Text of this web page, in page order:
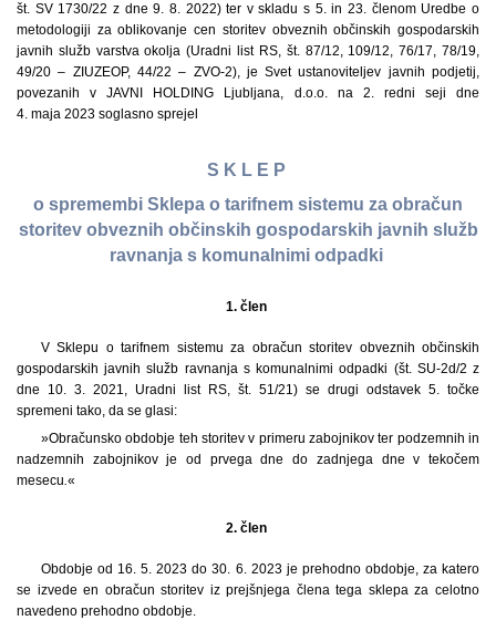
št. SV 1730/22 z dne 9. 8. 2022) ter v skladu s 5. in 23. členom Uredbe o
metodologiji za oblikovanje cen storitev obveznih občinskih gospodarskih
javnih služb varstva okolja (Uradni list RS, št. 87/12, 109/12, 76/17, 78/19,
49/20 – ZIUZEOP, 44/22 – ZVO-2), je Svet ustanoviteljev javnih podjetij,
povezanih v JAVNI HOLDING Ljubljana, d.o.o. na 2. redni seji dne
4. maja 2023 soglasno sprejel
S K L E P
o spremembi Sklepa o tarifnem sistemu za obračun
storitev obveznih občinskih gospodarskih javnih služb
ravnanja s komunalnimi odpadki
1. člen
V Sklepu o tarifnem sistemu za obračun storitev obveznih občinskih
gospodarskih javnih služb ravnanja s komunalnimi odpadki (št. SU-2d/2 z
dne 10. 3. 2021, Uradni list RS, št. 51/21) se drugi odstavek 5. točke
spremeni tako, da se glasi:
»Obračunsko obdobje teh storitev v primeru zabojnikov ter podzemnih in
nadzemnih zabojnikov je od prvega dne do zadnjega dne v tekočem
mesecu.«
2. člen
Obdobje od 16. 5. 2023 do 30. 6. 2023 je prehodno obdobje, za katero
se izvede en obračun storitev iz prejšnjega člena tega sklepa za celotno
navedeno prehodno obdobje.